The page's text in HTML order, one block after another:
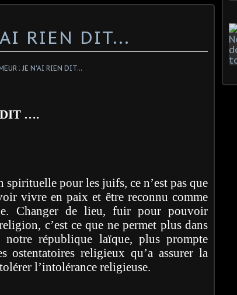
RIEN DIT...
DIT ….
spirituelle pour les juifs, ce n’est pas que
vivre en paix et être reconnu comme
Changer de lieu, fuir pour pouvoir
c’est ce que ne permet plus dans
notre république laïque, plus prompte
ostentatoires religieux qu’a assurer la
l’intolérance religieuse.